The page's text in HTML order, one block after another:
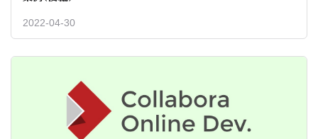
2022-04-30